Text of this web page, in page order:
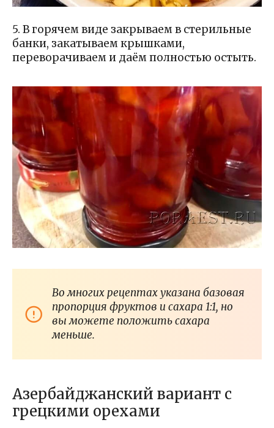
5. В горячем виде закрываем в стерильные
банки, закатываем крышками,
переворачиваем и даём полностью остыть.
Во многих рецептах указана базовая
пропорция фруктов и сахара 1:1, но
вы можете положить сахара
меньше.
Азербайджанский вариант с
грецкими орехами